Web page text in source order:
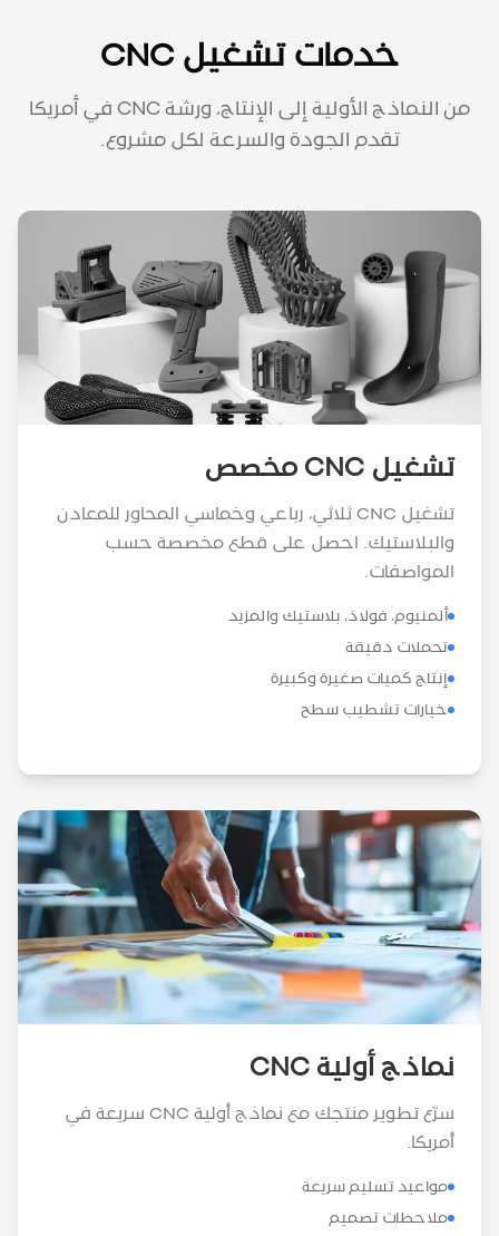
خدمات تشغيل CNC
من النماذج الأولية إلى الإنتاج، ورشة CNC في أمريكا
تقدم الجودة والسرعة لكل مشروع.
تشغيل CNC مخصص
تشغيل CNC ثلاثي، رباعي وخماسي المحاور للمعادن
والبلاستيك. احصل على قطع مخصصة حسب
المواصفات.
ألمنيوم، فولاذ، بلاستيك والمزيد
تحملات دقيقة
إنتاج كميات صغيرة وكبيرة
خيارات تشطيب سطح
نماذج أولية CNC
سرّع تطوير منتجك مع نماذج أولية CNC سريعة في
أمريكا.
مواعيد تسليم سريعة
ملاحظات تصميم